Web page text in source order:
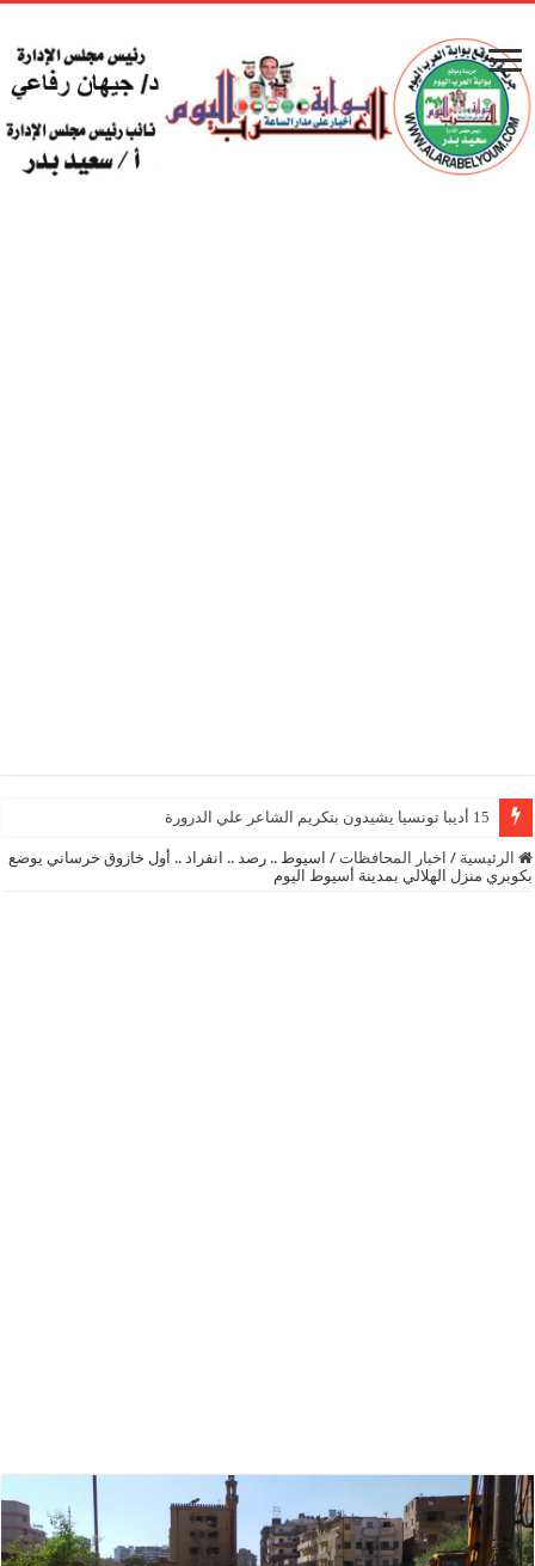
15 أديبا تونسيا يشيدون بتكريم الشاعر علي الدرورة
الرئيسية / اخبار المحافظات /
اسيوط .. رصد .. انفراد .. أول خازوق خرساني يوضع
بكوبري منزل الهلالي بمدينة أسيوط اليوم